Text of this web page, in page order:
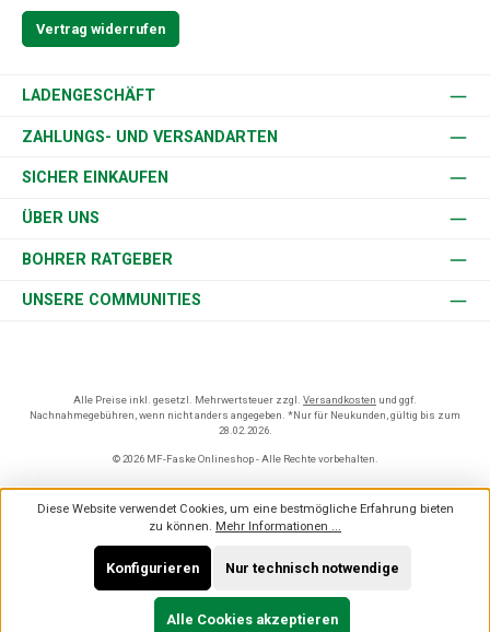
Vertrag widerrufen
LADENGESCHÄFT
ZAHLUNGS- UND VERSANDARTEN
SICHER EINKAUFEN
ÜBER UNS
BOHRER RATGEBER
UNSERE COMMUNITIES
Alle Preise inkl. gesetzl. Mehrwertsteuer zzgl. Versandkosten und ggf.
Nachnahmegebühren, wenn nicht anders angegeben. *Nur für Neukunden, gültig bis zum
28.02.2026.
© 2026 MF-Faske Onlineshop - Alle Rechte vorbehalten.
Diese Website verwendet Cookies, um eine bestmögliche Erfahrung bieten
zu können. Mehr Informationen ...
Nur technisch notwendige
Konfigurieren
Alle Cookies akzeptieren